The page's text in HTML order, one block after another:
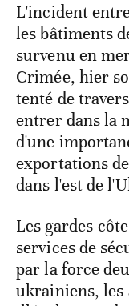
L'incident
les bâtiments
survenu en
Crimée, hier
tenté de
entrer dans la
d'une
exportations
dans l'est de
Les gardes-
services de
par la force
ukrainiens, les